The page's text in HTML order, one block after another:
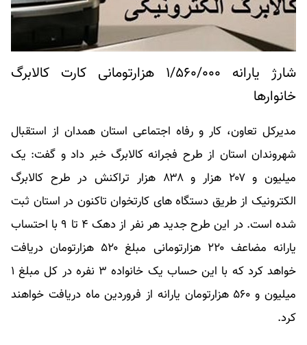
شارژ یارانه ۱/۵۶۰/۰۰۰ هزارتومانی کارت کالابرگ
خانوارها
مدیرکل تعاون، کار و رفاه اجتماعی استان همدان از استقبال
شهروندان استان از طرح فجرانه کالابرگ خبر داد و گفت: یک
میلیون و ۲۰۷ هزار و ۸۳۸ هزار تراکنش در طرح کالابرگ
الکترونیک از طریق دستگاه های کارتخوان تاکنون در استان ثبت
شده است. در این طرح جدید هر نفر از دهک ۴ تا ۹ با احتساب
یارانه مضاعف ۲۲۰ هزارتومانی مبلغ ۵۲۰ هزارتومان دریافت
خواهد کرد که با این حساب یک خانواده ۳ نفره در کل مبلغ ۱
میلیون و ۵۶۰ هزارتومان یارانه از فروردین ماه دریافت خواهند
کرد.